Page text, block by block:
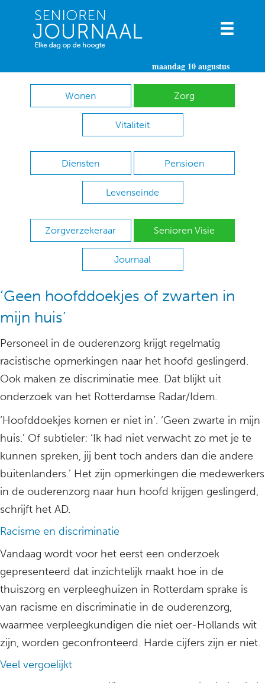
maandag 10 augustus
Wonen Zorg
Vitaliteit
Diensten Pensioen
Levenseinde
Zorgverzekeraar Senioren Visie
Journaal
‘Geen hoofddoekjes of zwarten in
mijn huis’
Personeel in de ouderenzorg krijgt regelmatig
racistische opmerkingen naar het hoofd geslingerd.
Ook maken ze discriminatie mee. Dat blijkt uit
onderzoek van het Rotterdamse Radar/Idem.
‘Hoofddoekjes komen er niet in’. ‘Geen zwarte in mijn
huis.’ Of subtieler: ‘Ik had niet verwacht zo met je te
kunnen spreken, jij bent toch anders dan die andere
buitenlanders.’ Het zijn opmerkingen die medewerkers
in de ouderenzorg naar hun hoofd krijgen geslingerd,
schrijft het AD.
Racisme en discriminatie
Vandaag wordt voor het eerst een onderzoek
gepresenteerd dat inzichtelijk maakt hoe in de
thuiszorg en verpleeghuizen in Rotterdam sprake is
van racisme en discriminatie in de ouderenzorg,
waarmee verpleegkundigen die niet oer-Hollands wit
zijn, worden geconfronteerd. Harde cijfers zijn er niet.
Veel vergoelijkt